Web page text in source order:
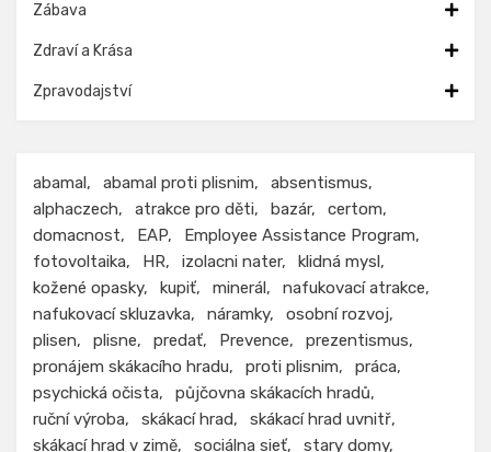
Zábava
Zdraví a Krása
Zpravodajství
abamal abamal proti plisnim
absentismus
alphaczech
atrakce pro děti bazár
certom
domacnost
EAP
Employee Assistance Program
fotovoltaika
HR izolacni nater
klidná mysl
kožené opasky
kupiť minerál
nafukovací atrakce
nafukovací skluzavka
náramky
osobní rozvoj
plisen
plisne predať Prevence
prezentismus
pronájem skákacího hradu
proti plisnim
práca
psychická očista
půjčovna skákacích hradů
ruční výroba
skákací hrad
skákací hrad uvnitř
skákací hrad v zimě
sociálna sieť stary domy